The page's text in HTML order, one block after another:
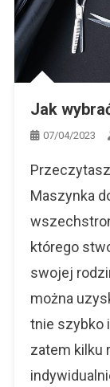
Jak
07/04/2023
Maszynka
którego
swojej
można
tnie szybko
zatem kilku